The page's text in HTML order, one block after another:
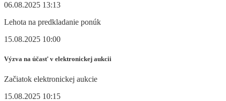
06.08.2025 13:13
Lehota na predkladanie ponúk
15.08.2025 10:00
Výzva na účasť v elektronickej aukcii
Začiatok elektronickej aukcie
15.08.2025 10:15